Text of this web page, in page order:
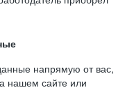
напрямую от вас,
нашем сайте или